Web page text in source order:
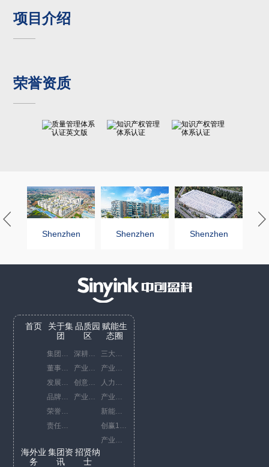
项目介绍
荣誉资质
Shenzhen
SuperMag
Technology Co.,
Ltd.
Shenzhen
SuperMag
Robotics
Technology Co.,
Ltd.
Shenzhen
SuperMag
首页
关于集
团
集团概况
董事长寄语
发展历程
品牌文化
荣誉资质
责任担当
品质园
区
深耕中国China business
产业园运营代表项目
创意园运营代表项目
产业园开发代表项目
赋能生
态圈
三大服务平台
产业咨询服务
人力资源综合服务
产业投资服务
新能源服务
创赢10+1策
产业赋能服务
海外业
务
集团资
讯
招贤纳
士